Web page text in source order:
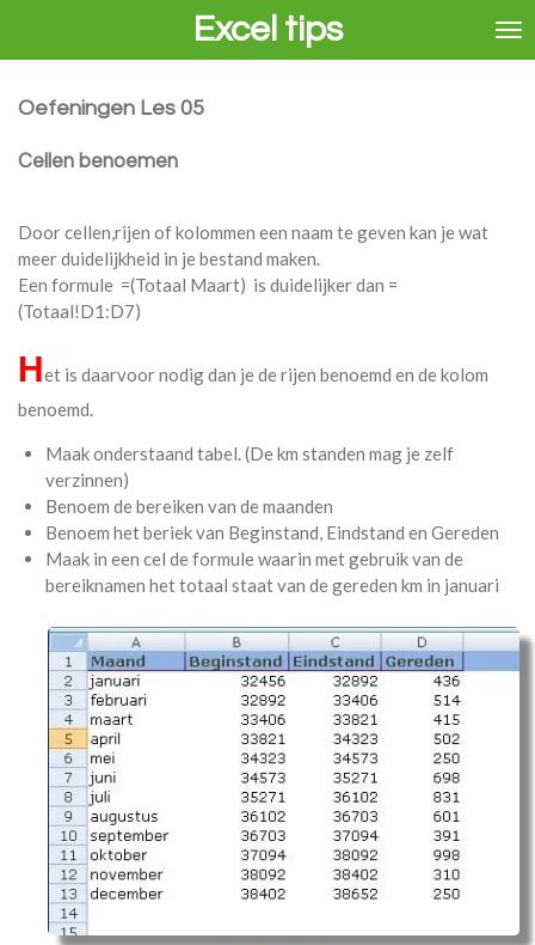
de
Excel tips
Oefeningen Les 05
Cellen benoemen
Door cellen,rijen of kolommen een naam te geven kan je wat
meer duidelijkheid in je bestand maken.
Een formule =(Totaal Maart) is duidelijker dan =
(Totaal!D1:D7)
Het is daarvoor nodig dan je de rijen benoemd en de kolom
benoemd.
Maak onderstaand tabel. (De km standen mag je zelf
verzinnen)
Benoem de bereiken van de maanden
Benoem het beriek van Beginstand, Eindstand en Gereden
Maak in een cel de formule waarin met gebruik van de
bereiknamen het totaal staat van de gereden km in januari